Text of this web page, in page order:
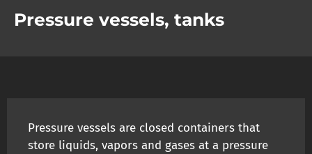
Pressure vessels, tanks
Pressure vessels are closed containers that
store liquids, vapors and gases at a pressure